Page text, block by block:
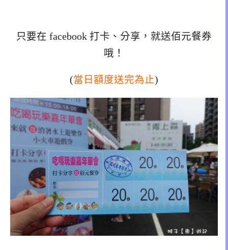
只要在 facebook 打卡、分享，就送佰元餐券
哦！
(當日額度送完為止)